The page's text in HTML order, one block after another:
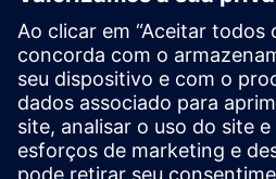
XPEDITION
Xpedition
Enterprise PCB design &
managing complex, multi-